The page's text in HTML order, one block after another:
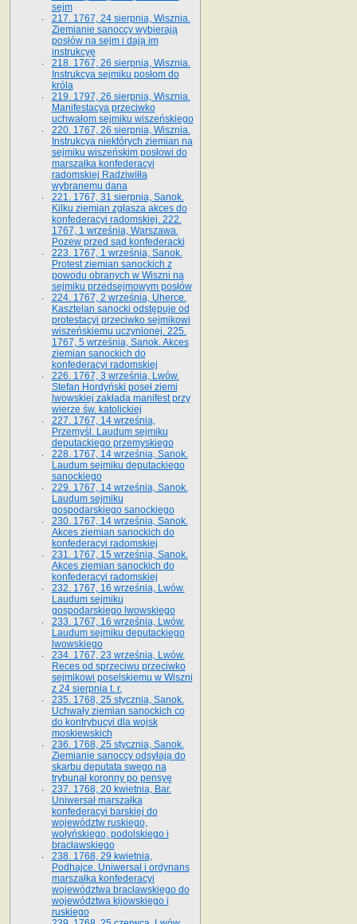
sejm
217. 1767, 24 sierpnia, Wisznia.
Ziemianie sanoccy wybierają
posłów na sejm i dają im
instrukcyę
218. 1767, 26 sierpnia, Wisznia.
Instrukcya sejmiku posłom do
króla
219. 1797, 26 sierpnia, Wisznia.
Manifestacya przeciwko
uchwałom sejmiku wiszeńskiego
220. 1767, 26 sierpnia, Wisznia.
Instrukcya niektórych ziemian na
sejmiku wiszeńskim posłowi do
marszałka konfe­deracyi
radomskiej Radziwiłła
wybranemu dana
221. 1767, 31 sierpnia, Sanok.
Kilku ziemian zgłasza akces do
konfederacyi radomskiej. 222.
1767, 1 września, Warszawa.
Pozew przed sąd konfederacki
223. 1767, 1 września, Sanok.
Protest ziemian sanockich z
powodu obranych w Wiszni na
sejmiku przedsejmo­wym posłów
224. 1767, 2 września, Uherce.
Kasztelan sanocki odstępuje od
protestacyi przeciwko sejmikowi
wiszeńskiemu uczynionej. 225.
1767, 5 września, Sanok. Akces
ziemian sanockich do
konfederacyi radomskiej
226. 1767, 3 września, Lwów.
Stefan Hordyński poseł ziemi
lwowskiej zakłada manifest przy
wierze św. ka­tolickiej
227. 1767, 14 września,
Przemyśl. Laudum sejmiku
deputackiego przemyskiego
228. 1767, 14 września, Sanok.
Laudum sejmiku deputackiego
sanockiego
229. 1767, 14 września, Sanok.
Laudum sejmiku
gospodarskiego sanockiego
230. 1767, 14 września, Sanok.
Akces ziemian sanockich do
konfederacyi radomskiej
231. 1767, 15 września, Sanok.
Akces ziemian sanockich do
konfederacyi radomskiej
232. 1767, 16 września, Lwów.
Laudum sejmiku
gospodarskiego lwowskiego
233. 1767, 16 września, Lwów.
Laudum sejmiku deputackiego
lwowskiego
234. 1767, 23 września, Lwów.
Reces od sprzeciwu przeciwko
sejmikowi poselskiemu w Wiszni
z 24 sierpnia t. r.
235. 1768, 25 stycznia, Sanok.
Uchwały ziemian sanockich co
do kontrybucyi dla wojsk
moskiewskich
236. 1768, 25 stycznia, Sanok.
Ziemianie sanoccy odsyłają do
skarbu deputata swego na
trybunał koronny po pensyę
237. 1768, 20 kwietnia, Bar.
Uniwersał marszałka
konfederacyi barskiej do
województw ruskiego,
wołyńskiego, podolskiego i
bracławskiego
238. 1768, 29 kwietnia,
Podhajce. Uniwersał i ordynans
marszałka konfederacyi
województwa bracławskiego do
wo­jewództwa kijowskiego i
ruskiego